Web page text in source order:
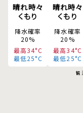
晴れ時々
くもり
降水確率
20%
最高34°C
最低25°C
晴れ時々
くもり
降水確率
20%
最高34°C
最低25°C
観